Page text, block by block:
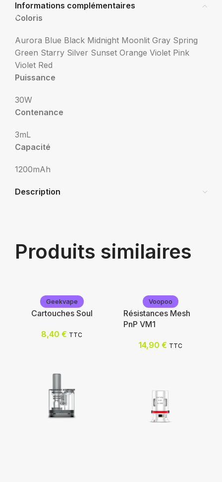
Informations complémentaires
Coloris
Aurora Blue Black Midnight Moonlit Gray Spring
Green Starry Silver Sunset Orange Violet Pink
Violet Red
Puissance
30W
Contenance
3mL
Capacité
1200mAh
Description
Produits similaires
Geekvape
Cartouches Soul
8,40 € TTC
Voopoo
Résistances Mesh
PnP VM1
14,90 € TTC